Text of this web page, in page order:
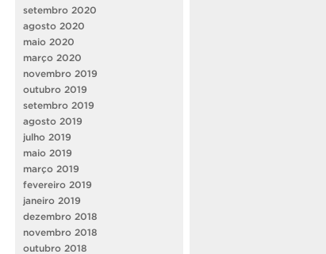
setembro 2020
agosto 2020
maio 2020
março 2020
novembro 2019
outubro 2019
setembro 2019
agosto 2019
julho 2019
maio 2019
março 2019
fevereiro 2019
janeiro 2019
dezembro 2018
novembro 2018
outubro 2018